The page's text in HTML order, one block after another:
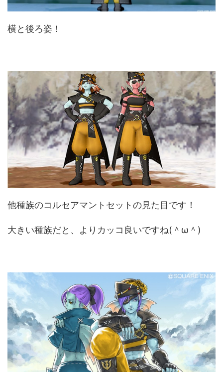
横と後ろ姿！
他種族のコルセアマントセットの見た目です！
大きい種族だと、よりカッコ良いですね(＾ω＾)